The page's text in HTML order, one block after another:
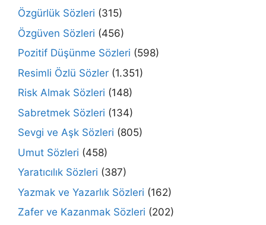
Özgürlük Sözleri (315)
Özgüven Sözleri (456)
Pozitif Düşünme Sözleri (598)
Resimli Özlü Sözler (1.351)
Risk Almak Sözleri (148)
Sabretmek Sözleri (134)
Sevgi ve Aşk Sözleri (805)
Umut Sözleri (458)
Yaratıcılık Sözleri (387)
Yazmak ve Yazarlık Sözleri (162)
Zafer ve Kazanmak Sözleri (202)